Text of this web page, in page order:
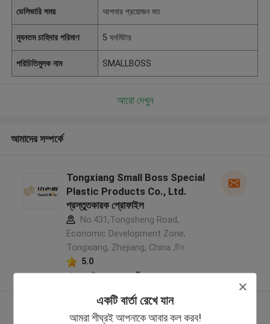
একটি বার্তা রেখে যান
আমরা শীঘ্রই আপনাকে আবার কল করব!
ডেলিভারি সময় আপনার প্রয়োজন মত
ন্যূনতম চাহিদার পরিমাণ 5 ঘনমিটার
পরিচিতিমুলক নাম SMALLBOSS
আরো দেখুন
আমাদের সম্পর্কে
Tongxiang Small Boss Special
Plastic Products Co., Ltd.
প্রস্তুতকারক প্রোফাইল
No.431,Tongsheng Road,
Economic Development Zone,
Tongxiang, Zhejiang, China ,চীন
5.0
যাচাইকৃত সরবরাহকারী
আরো দেখুন